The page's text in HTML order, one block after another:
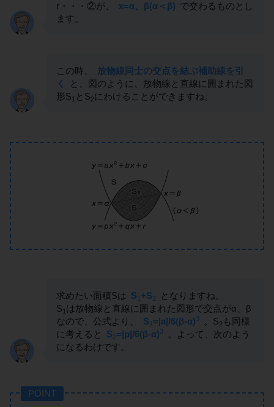
r・・・②が、
x=α、β(α＜β) で交わるものとし
ます。
この時、
放物線同士の交点を結ぶ補助線を引
く
と、図のように、放物線と直線に囲まれた図
形S1 とS2 にわけることができますね。
求めたい面積Sは S 1 +S2
となりますね。
S1 は放物線と直線に囲まれた図形で交点がα、β
なので、公式より、
S 1 =|a|/6(β-α)3 。S2 も同様
に考えると
S2=|p|/6(β-α)3
。よって、次のよう
になるわけです。
POINT